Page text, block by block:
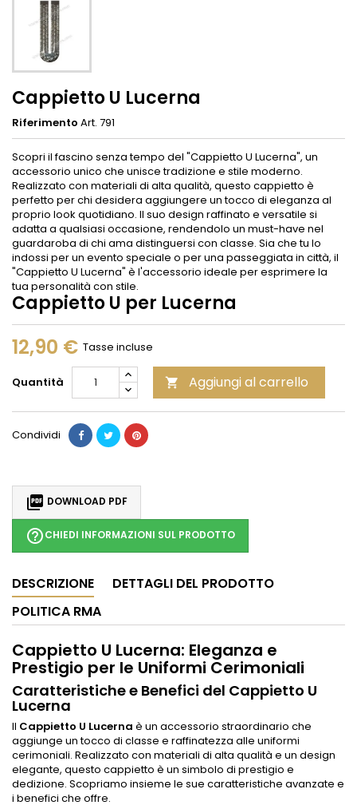
Cappietto U Lucerna
Riferimento Art. 791
Scopri il fascino senza tempo del "Cappietto U Lucerna", un
accessorio unico che unisce tradizione e stile moderno.
Realizzato con materiali di alta qualità, questo cappietto è
perfetto per chi desidera aggiungere un tocco di eleganza al
proprio look quotidiano. Il suo design raffinato e versatile si
adatta a qualsiasi occasione, rendendolo un must-have nel
guardaroba di chi ama distinguersi con classe. Sia che tu lo
indossi per un evento speciale o per una passeggiata in città, il
"Cappietto U Lucerna" è l'accessorio ideale per esprimere la
tua personalità con stile.
Cappietto U per Lucerna
12,90 € Tasse incluse
Quantità  Aggiungi al carrello
Condividi
 DOWNLOAD PDF
help_outlineCHIEDI INFORMAZIONI SUL PRODOTTO
DESCRIZIONE
DETTAGLI DEL PRODOTTO
POLITICA RMA
Cappietto U Lucerna: Eleganza e
Prestigio per le Uniformi Cerimoniali
Caratteristiche e Benefici del Cappietto U
Lucerna
Il Cappietto U Lucerna è un accessorio straordinario che
aggiunge un tocco di classe e raffinatezza alle uniformi
cerimoniali. Realizzato con materiali di alta qualità e un design
elegante, questo cappietto è un simbolo di prestigio e
dedizione. Scopriamo insieme le sue caratteristiche avanzate e
i benefici che offre.